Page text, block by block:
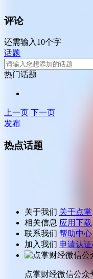
评论
还需输入10个字
话题
热门话题
上一页 下一页
发布
热点话题
关于我们 关于点掌
相关信息 应用下载
联系我们 帮助中心
加入我们 申请认
点掌财经微信公众